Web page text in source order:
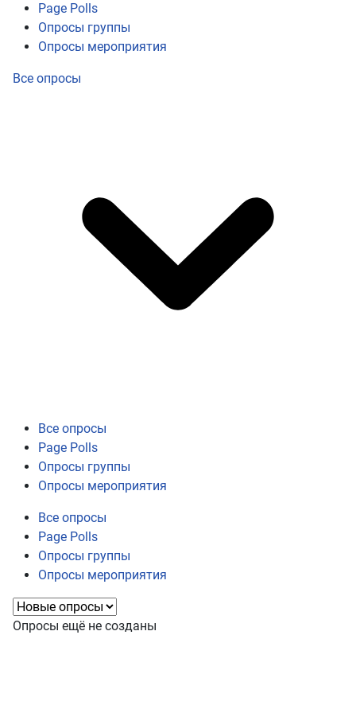
Page Polls
Опросы группы
Опросы мероприятия
Все опросы
Все опросы
Page Polls
Опросы группы
Опросы мероприятия
Все опросы
Page Polls
Опросы группы
Опросы мероприятия
Опросы ещё не созданы